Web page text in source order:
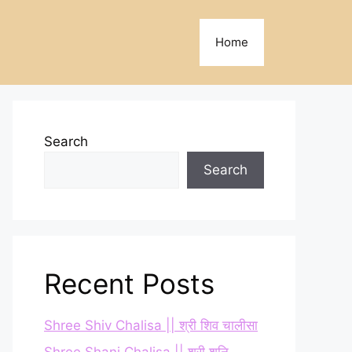
Home
Search
Search
Recent Posts
Shree Shiv Chalisa || श्री शिव चालीसा